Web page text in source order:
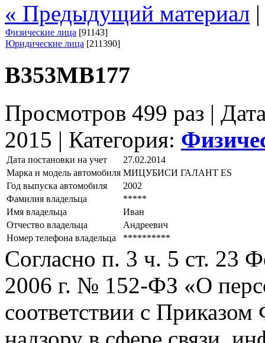
« Предыдущий материал
Физические лица [91143]
Юридические лица [211390]
В353МВ177
Просмотров 499 раз |
2015 | Категория:
Дата постановки на учет
27.02.2014
Марка и модель автомобиля МИЦУБИСИ ГАЛАНТ ЕS
Год выпуска автомобиля
2002
Фамилия владельца
*****
Имя владельца
Иван
Отчество владельца
Андреевич
Номер телефона владельца
**********
Согласно п. 3 ч. 5 ст. 23
2006 г. № 152-ФЗ «О
соответствии с